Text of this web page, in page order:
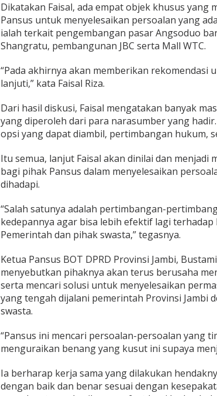
Dikatakan Faisal, ada empat objek khusus yang
Pansus untuk menyelesaikan persoalan yang
ialah terkait pengembangan pasar Angsoduo
Shangratu, pembangunan JBC serta Mall WTC.
“Pada akhirnya akan memberikan rekomendasi
lanjuti,” kata Faisal Riza.
Dari hasil diskusi, Faisal mengatakan banyak
yang diperoleh dari para narasumber yang
opsi yang dapat diambil, pertimbangan hukum,
Itu semua, lanjut Faisal akan dinilai dan menjadi
bagi pihak Pansus dalam menyelesaikan
dihadapi.
“Salah satunya adalah pertimbangan-
kedepannya agar bisa lebih efektif lagi terhadap
Pemerintah dan pihak swasta,” tegasnya.
Ketua Pansus BOT DPRD Provinsi Jambi,
menyebutkan pihaknya akan terus berusaha
serta mencari solusi untuk menyelesaikan
yang tengah dijalani pemerintah Provinsi Jambi
swasta.
“Pansus ini mencari persoalan-persoalan yang
menguraikan benang yang kusut ini supaya
Ia berharap kerja sama yang dilakukan
dengan baik dan benar sesuai dengan